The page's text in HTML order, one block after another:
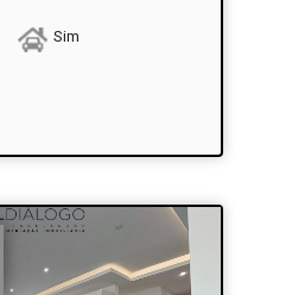
Sim